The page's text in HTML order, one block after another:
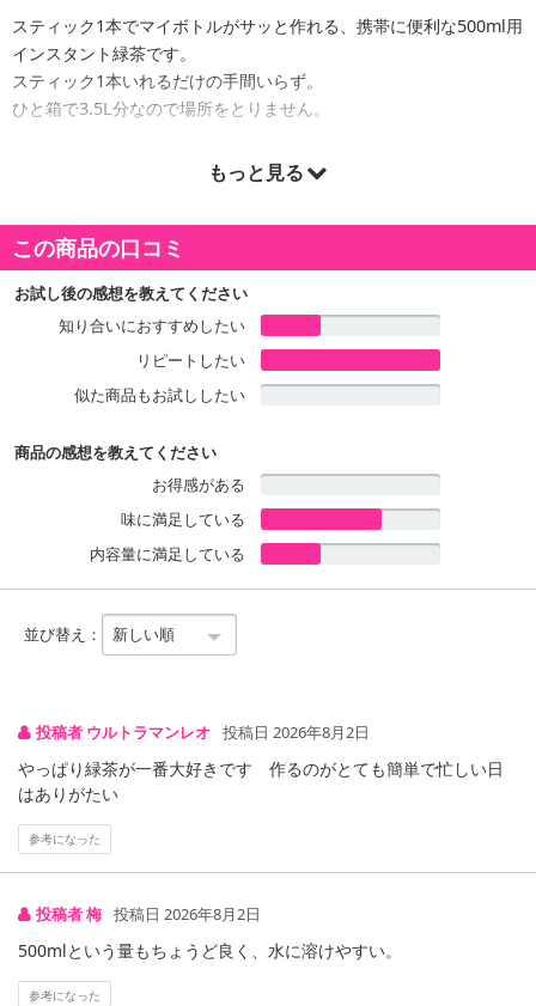
スティック1本でマイボトルがサッと作れる、携帯に便利な500ml用
インスタント緑茶です。
スティック1本いれるだけの手間いらず。
ひと箱で3.5L分なので場所をとりません。
【キャンセルについて】
※お申込み後のキャンセルはお受けできません。
記載されている内容を必ずご確認いただき、お届けする商品セット
にご納得いただきましたうえでお申し込みください。
※パッケージ変更や商品リニューアル(成分など含む)等により、参考
合がございます。
了により、商品詳細内に記載の原産国・原材料の表記が旧表記の場
合がございます。
もっと見る
この商品の口コミ
お試し後の感想を教えてください
知り合いにおすすめしたい
リピートしたい
似た商品もお試ししたい
商品の感想を教えてください
お得感がある
味に満足している
内容量に満足している
並び替え：
投稿者 ウルトラマンレオ 投稿日 2026年8月2日
やっぱり緑茶が一番大好きです 作るのがとても簡単で忙しい日
はありがたい
参考になった
投稿者 梅 投稿日 2026年8月2日
500mlという量もちょうど良く、水に溶けやすい。
参考になった